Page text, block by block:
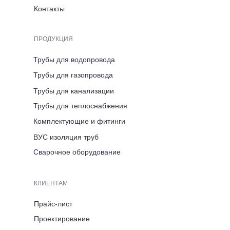
Вологодская область,
г. Череповец, ул. Розы
АДРЕС ПРЕДСТАВИТЕЛЬСТВА
ПН-ПТ 8:00-17:00
ВРЕМЯ РАБОТЫ
Череповец
Прайс-лист
Проектирование
КЛИЕНТАМ
ПРОДУКЦИЯ
Трубы для водопровода
Трубы для газопровода
Трубы для канализации
Трубы для теплоснабжения
Комплектующие и фитинги
ВУС изоляция труб
Сварочное оборудование
Контакты